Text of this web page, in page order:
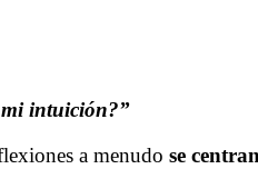
mi intuición?”
a menudo se